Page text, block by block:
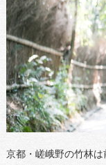
京都・嵯峨野の竹林